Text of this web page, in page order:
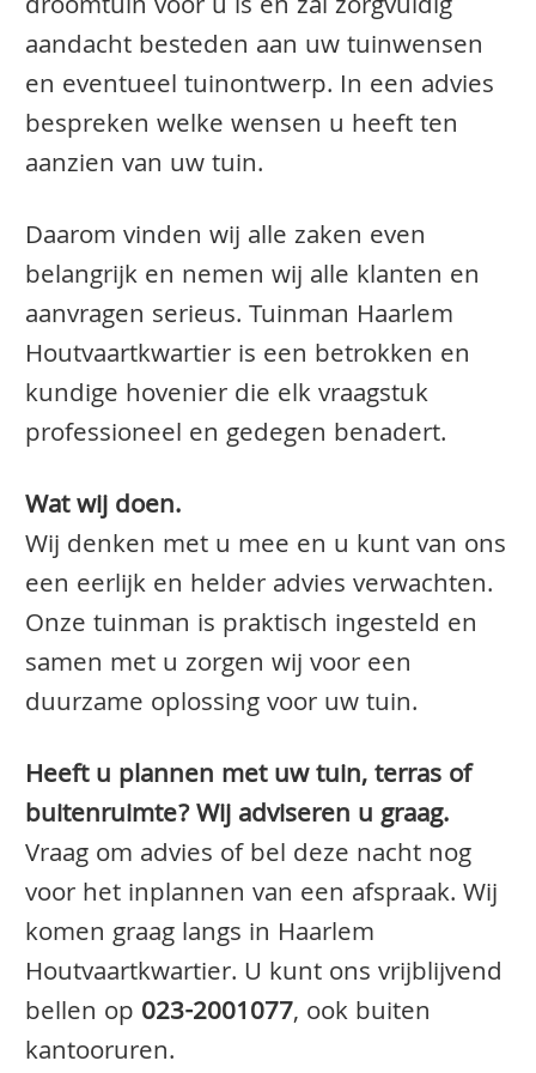
aandacht besteden aan uw tuinwensen
en eventueel tuinontwerp. In een advies
bespreken welke wensen u heeft ten
aanzien van uw tuin.
Daarom vinden wij alle zaken even
belangrijk en nemen wij alle klanten en
aanvragen serieus. Tuinman Haarlem
Houtvaartkwartier is een betrokken en
kundige hovenier die elk vraagstuk
professioneel en gedegen benadert.
Wat wij doen.
Wij denken met u mee en u kunt van ons
een eerlijk en helder advies verwachten.
Onze tuinman is praktisch ingesteld en
samen met u zorgen wij voor een
duurzame oplossing voor uw tuin.
Heeft u plannen met uw tuin, terras of
buitenruimte? Wij adviseren u graag.
Vraag om advies of bel deze nacht nog
voor het inplannen van een afspraak. Wij
komen graag langs in Haarlem
Houtvaartkwartier. U kunt ons vrijblijvend
bellen op 023-2001077, ook buiten
kantooruren.